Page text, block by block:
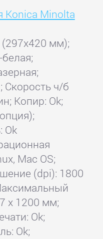
Konica Minolta
мм);
Скорость ч/б
Копир: Ok;
Ok
Mac OS;
(dpi): 1800
x 1200 мм;
Ok;
Ok;